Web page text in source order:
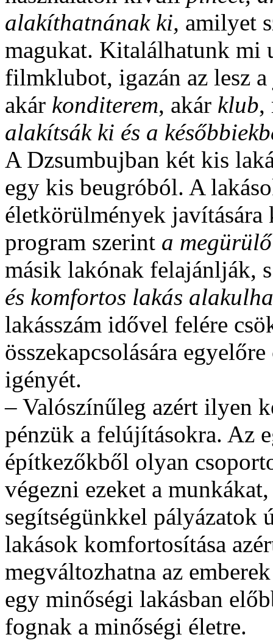
alakíthatnának ki, amilyet
magukat. Kitalálhatunk mi
filmklubot, igazán az lesz
akár konditerem, akár klub,
alakítsák ki és a
A Dzsumbujban két kis
egy kis beugróból. A
életkörülmények
program szerint a
másik lakónak felajánlják,
és komfortos lakás
lakásszám idővel felére
összekapcsolására
igényét.
– Valószínűleg azért ilyen
pénzük a felújításokra. Az
építkezőkből olyan
végezni ezeket a
segítségünkkel pályázatok
lakások komfortosítása
megváltozhatna az
egy minőségi lakásban
fognak a minőségi életre.